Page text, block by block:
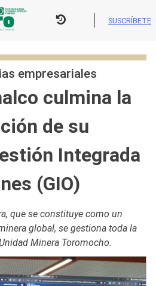
SUSCRÍBETE
empresariales
culmina la
de su
Integrada
(GIO)
que se constituye como un
global, se gestiona toda la
Minera Toromocho.